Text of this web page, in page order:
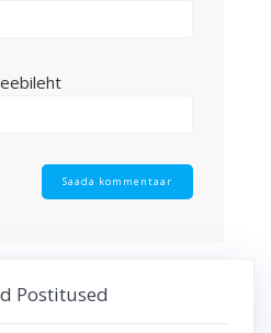
Postitused